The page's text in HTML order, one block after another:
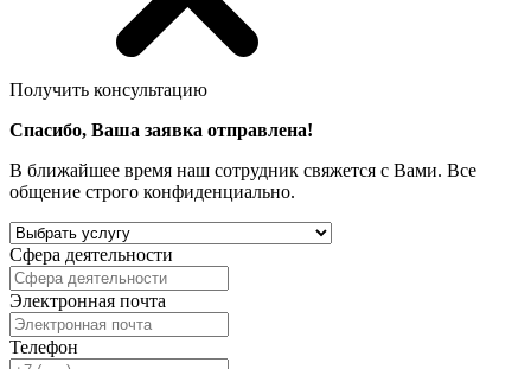
Получить консультацию
Спасибо, Ваша заявка отправлена!
В ближайшее время наш сотрудник свяжется с Вами. Все
общение строго конфиденциально.
Сфера деятельности
Электронная почта
Телефон